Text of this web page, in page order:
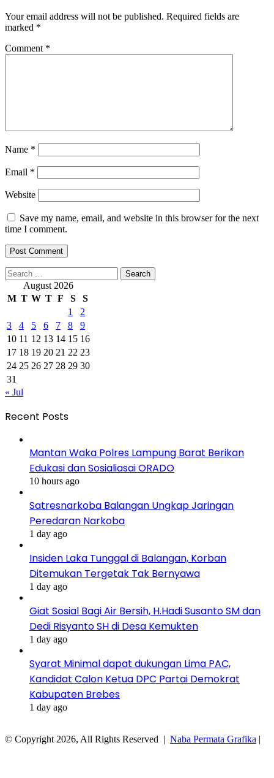
Your email address will not be published. Required fields are
marked *
Comment *
Name *
Email *
Website
Save my name, email, and website in this browser for the next
time I comment.
Search
for: August 2026
M T W T F S
S
1
2
3
4 5 6 7 8
9
10 11 12 13 14 15 16
17 18 19 20 21 22 23
24 25 26 27 28 29 30
31
« Jul
Recent Posts
Mantan Waka Polres Lampung Barat Berikan
Edukasi dan Sosialiasai ORADO
10 hours ago
Satresnarkoba Balangan Ungkap Jaringan
Peredaran Narkoba
1 day ago
Insiden Laka Tunggal di Balangan, Korban
Ditemukan Tergetak Tak Bernyawa
1 day ago
Giat Sosial Bagi Air Bersih, H.Hadi Susanto SM dan
Dedi Risyanto SH di Desa Kemukten
1 day ago
Syarat Minimal dapat dukungan Lima PAC,
Kandidat Calon Ketua DPC Partai Demokrat
Kabupaten Brebes
1 day ago
© Copyright 2026, All Rights Reserved | Naba Permata Grafika |